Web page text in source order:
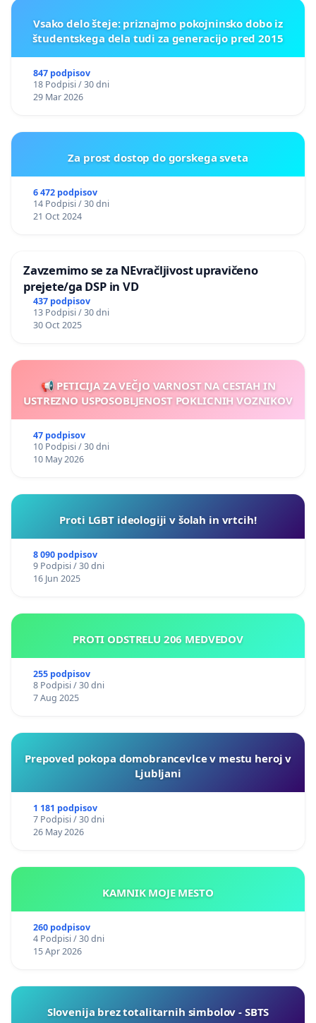
Vsako delo šteje: priznajmo pokojninsko dobo iz
študentskega dela tudi za generacijo pred 2015
847 podpisov
18 Podpisi / 30 dni
29 Mar 2026
Za prost dostop do gorskega sveta
6 472 podpisov
14 Podpisi / 30 dni
21 Oct 2024
Zavzemimo se za NEvračljivost upravičeno
prejete/ga DSP in VD
437 podpisov
13 Podpisi / 30 dni
30 Oct 2025
📢 PETICIJA ZA VEČJO VARNOST NA CESTAH IN
USTREZNO USPOSOBLJENOST POKLICNIH VOZNIKOV
47 podpisov
10 Podpisi / 30 dni
10 May 2026
Proti LGBT ideologiji v šolah in vrtcih!
8 090 podpisov
9 Podpisi / 30 dni
16 Jun 2025
PROTI ODSTRELU 206 MEDVEDOV
255 podpisov
8 Podpisi / 30 dni
7 Aug 2025
Prepoved pokopa domobrancevlce v mestu heroj v
Ljubljani
1 181 podpisov
7 Podpisi / 30 dni
26 May 2026
KAMNIK MOJE MESTO
260 podpisov
4 Podpisi / 30 dni
15 Apr 2026
Slovenija brez totalitarnih simbolov - SBTS